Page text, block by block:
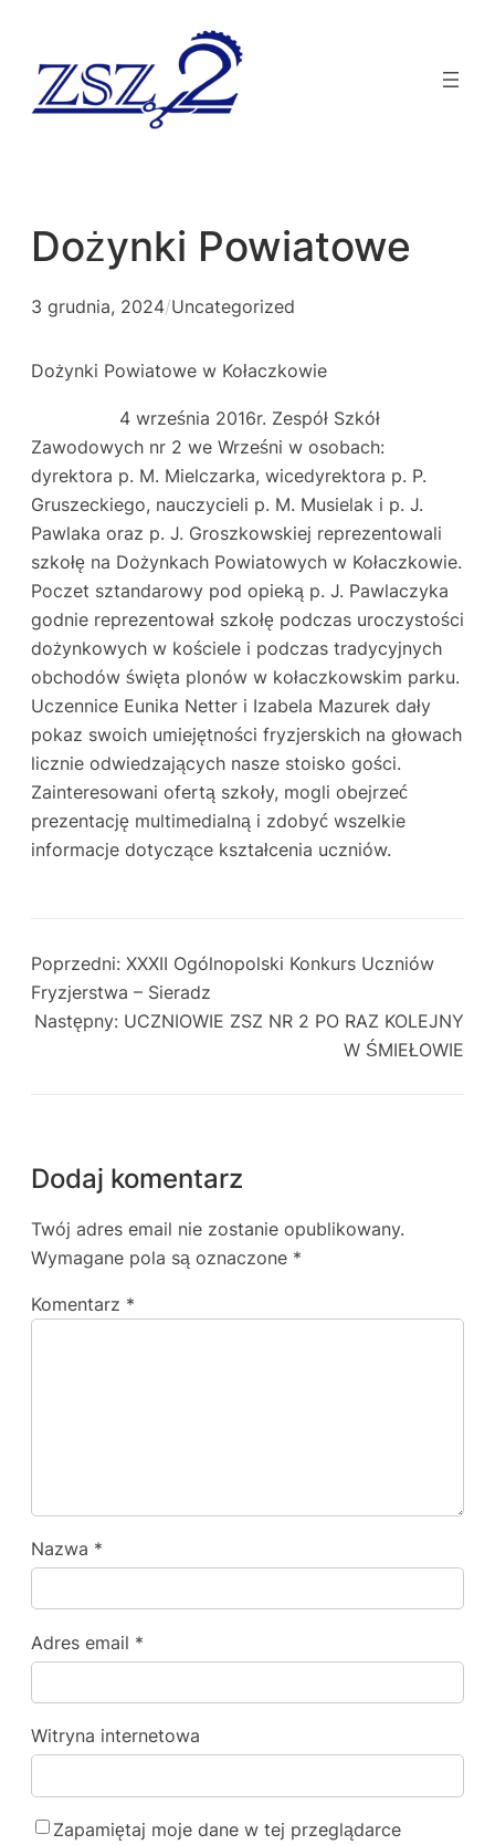
Dożynki Powiatowe
3 grudnia, 2024/Uncategorized
Dożynki Powiatowe w Kołaczkowie
4 września 2016r. Zespół Szkół
Zawodowych nr 2 we Wrześni w osobach:
dyrektora p. M. Mielczarka, wicedyrektora p. P.
Gruszeckiego, nauczycieli p. M. Musielak i p. J.
Pawlaka oraz p. J. Groszkowskiej reprezentowali
szkołę na Dożynkach Powiatowych w Kołaczkowie.
Poczet sztandarowy pod opieką p. J. Pawlaczyka
godnie reprezentował szkołę podczas uroczystości
dożynkowych w kościele i podczas tradycyjnych
obchodów święta plonów w kołaczkowskim parku.
Uczennice Eunika Netter i Izabela Mazurek dały
pokaz swoich umiejętności fryzjerskich na głowach
licznie odwiedzających nasze stoisko gości.
Zainteresowani ofertą szkoły, mogli obejrzeć
prezentację multimedialną i zdobyć wszelkie
informacje dotyczące kształcenia uczniów.
Poprzedni: XXXII Ogólnopolski Konkurs Uczniów
Fryzjerstwa – Sieradz
Następny: UCZNIOWIE ZSZ NR 2 PO RAZ KOLEJNY
W ŚMIEŁOWIE
Dodaj komentarz
Twój adres email nie zostanie opublikowany.
Wymagane pola są oznaczone *
Komentarz *
Nazwa *
Adres email *
Witryna internetowa
Zapamiętaj moje dane w tej przeglądarce